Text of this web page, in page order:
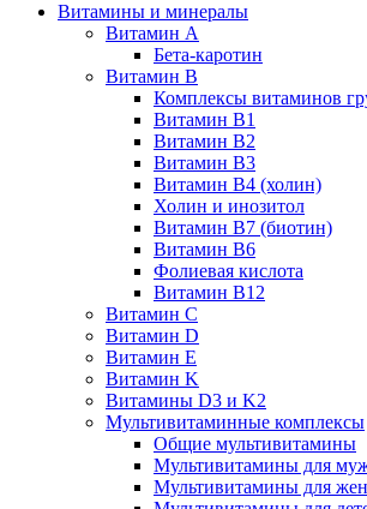
Витамины и минералы
Витамин A
Бета-каротин
Витамин B
Комплексы витаминов
Витамин B1
Витамин B2
Витамин B3
Витамин B4 (холин)
Холин и инозитол
Витамин B7 (биотин)
Витамин B6
Фолиевая кислота
Витамин B12
Витамин C
Витамин D
Витамин E
Витамин K
Витамины D3 и K2
Мультивитаминные комплексы
Общие мультивитамины
Мультивитамины для
Мультивитамины для